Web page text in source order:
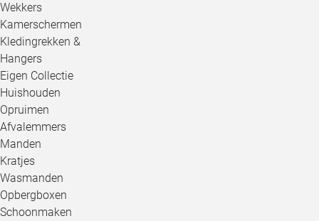
Wekkers
Kamerschermen
Kledingrekken &
Hangers
Eigen Collectie
Huishouden
Opruimen
Afvalemmers
Manden
Kratjes
Wasmanden
Opbergboxen
Schoonmaken